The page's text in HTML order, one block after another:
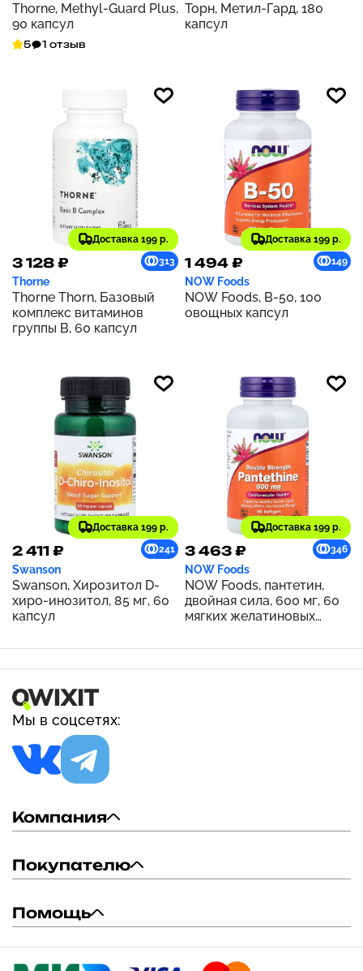
Thorne, Methyl-Guard Plus,
90 капсул
5 1 отзыв
Торн, Метил-Гард, 180
капсул
Доставка 199 р.
3 128 ₽ 313
Thorne
Thorne Thorn, Базовый
комплекс витаминов
группы В, 60 капсул
Доставка 199 р.
1 494 ₽ 149
NOW Foods
NOW Foods, B-50, 100
овощных капсул
Доставка 199 р.
2 411 ₽ 241
Swanson
Swanson, Хирозитол D-
хиро-инозитол, 85 мг, 60
капсул
Доставка 199 р.
3 463 ₽ 346
NOW Foods
NOW Foods, пантетин,
двойная сила, 600 мг, 60
мягких желатиновых
Мы в соцсетях:
Компания
Покупателю
Помощь